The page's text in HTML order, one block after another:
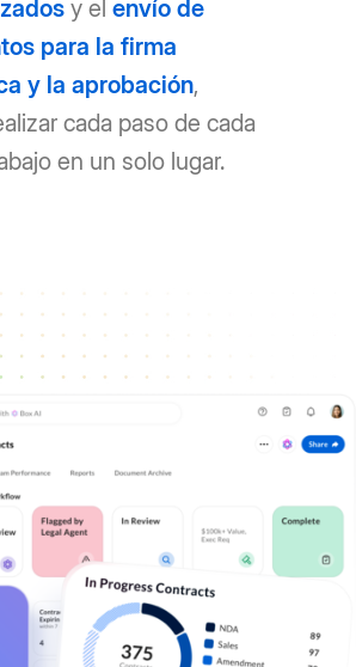
y elenvío de
para la firma
y la aprobación,
cada paso de cada
en un solo lugar.